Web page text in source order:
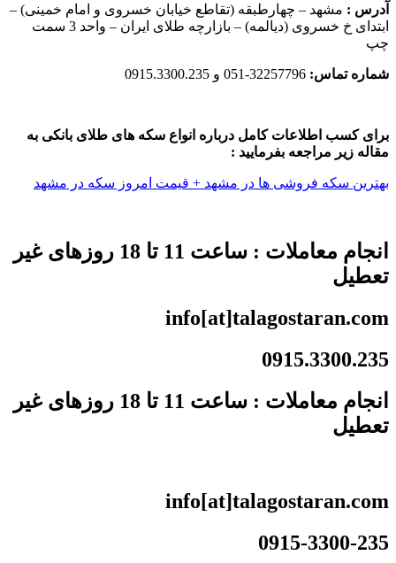
آدرس : مشهد – چهارطبقه (تقاطع خیابان خسروی و امام خمینی) –
ابتدای خ خسروی (دیالمه) – بازارچه طلای ایران – واحد 3 سمت
چپ
شماره تماس:
برای کسب اطلاعات کامل درباره انواع سکه های طلای بانکی به
مقاله زیر مراجعه بفرمایید :
بهترین سکه فروشی ها در مشهد + قیمت امروز سکه در مشهد
انجام معاملات : ساعت 11 تا 18 روزهای غیر
تعطیل
info[at]talagostaran.com
0915.3300.235
انجام معاملات : ساعت 11 تا 18 روزهای غیر
تعطیل
info[at]talagostaran.com
0915-3300-235